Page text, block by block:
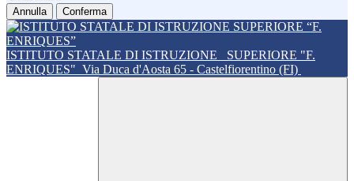
Annulla Conferma
ISTITUTO STATALE DI ISTRUZIONE
SUPERIORE "F.
ENRIQUES" Via Duca d'Aosta 65 - Castelfiorentino (FI)